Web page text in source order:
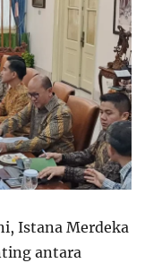
Istana Merdeka
antara